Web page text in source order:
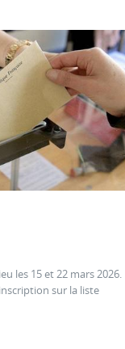
les 15 et 22 mars 2026.
sur la liste